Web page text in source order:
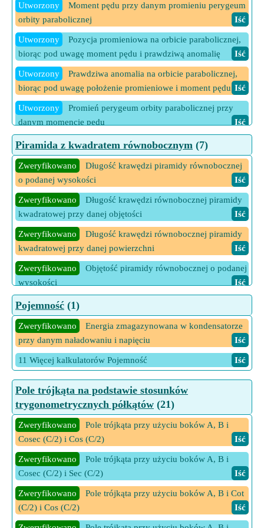
6 Więcej kalkulatorów Parametry orbity eliptycznej Iść
Utworzony
Moment pędu przy danym promieniu perygeum
orbity parabolicznej
Iść
Utworzony
Pozycja promieniowa na orbicie parabolicznej,
biorąc pod uwagę moment pędu i prawdziwą anomalię
Iść
Utworzony
Prawdziwa anomalia na orbicie parabolicznej,
biorąc pod uwagę położenie promieniowe i moment pędu Iść
Utworzony
Promień perygeum orbity parabolicznej przy
danym momencie pędu
Iść
6 Więcej kalkulatorów Parametry orbity parabolicznej
Piramida z kwadratem równobocznym (7)
Zweryfikowano
Długość krawędzi piramidy równobocznej
o podanej wysokości
Iść
Zweryfikowano
Długość krawędzi równobocznej piramidy
kwadratowej przy danej objętości
Iść
Zweryfikowano
Długość krawędzi równobocznej piramidy
kwadratowej przy danej powierzchni
Iść
Zweryfikowano
Objętość piramidy równobocznej o podanej
wysokości
Iść
Zweryfikowano
kwadratowej przy danej powierzchni
Iść
Zweryfikowano
Wysokość piramidy równobocznej na
Zweryfikowano
Wysokość równobocznej piramidy
kwadratowej przy danej objętości
3 Więcej kalkulatorów Piramida z kwadratem równobocznym
Iść
Pojemność (1)
Zweryfikowano
Energia zmagazynowana w kondensatorze
przy danym naładowaniu i napięciu
Iść
11 Więcej kalkulatorów Pojemność Iść
Pole trójkąta na podstawie stosunków
trygonometrycznych półkątów (21)
Zweryfikowano
Pole trójkąta przy użyciu boków A, B i
Cosec (C/2) i Cos (C/2)
Iść
Zweryfikowano
Pole trójkąta przy użyciu boków A, B i
Cosec (C/2) i Sec (C/2)
Iść
Zweryfikowano
Pole trójkąta przy użyciu boków A, B i Cot
(C/2) i Cos (C/2)
Iść